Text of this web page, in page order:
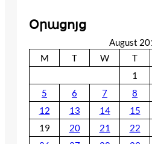
Օրացոյց
August
M
T W T
1
5
6 7 8
12
13 14 15
19
20 21 22